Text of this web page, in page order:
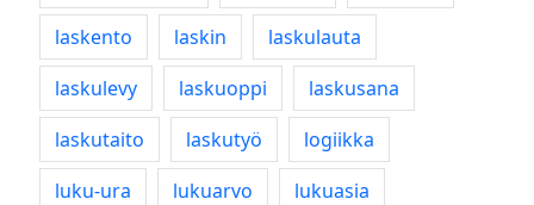
laskento
laskin
laskulauta
laskulevy
laskuoppi
laskusana
laskutaito
laskutyö
logiikka
luku-ura
lukuarvo
lukuasia